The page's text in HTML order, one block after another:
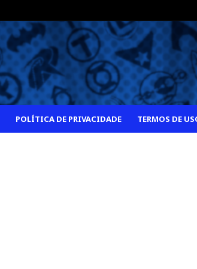
POLÍTICA DE PRIVACIDADE TERMOS DE